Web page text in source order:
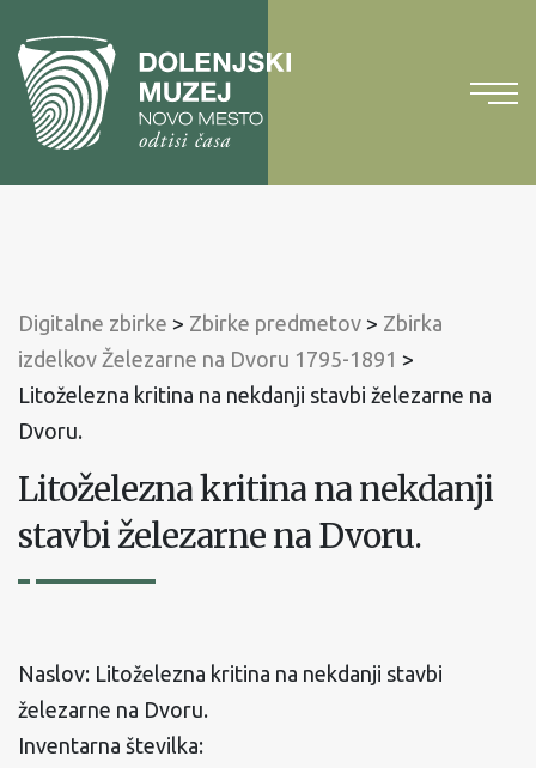
vsebinoNa
glavni
meni
Digitalne zbirke > Zbirke predmetov > Zbirka
izdelkov Železarne na Dvoru 1795-1891 >
Litoželezna kritina na nekdanji stavbi železarne na
Dvoru.
Litoželezna kritina na nekdanji
stavbi železarne na Dvoru.
Naslov: Litoželezna kritina na nekdanji stavbi
železarne na Dvoru.
Inventarna številka: